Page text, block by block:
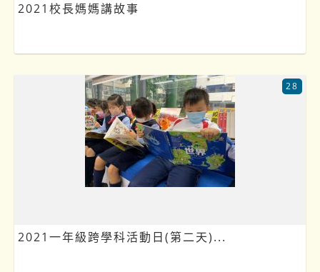
2021校長媽媽講故事
2021一年級跨學科活動日(第二天)...
28